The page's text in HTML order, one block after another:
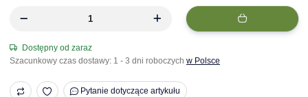
Dostępny od zaraz
Szacunkowy czas dostawy: 1 - 3 dni roboczych w Polsce
Pytanie dotyczące artykułu